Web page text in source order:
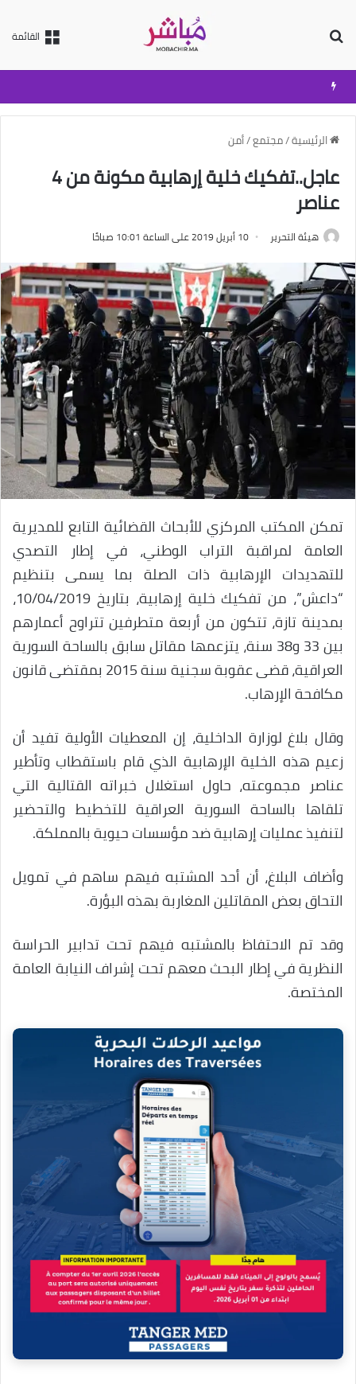
القائمة
الرئيسية/مجتمع/أمن
عاجل..تفكيك خلية إرهابية مكونة من 4
عناصر
هيئة التحرير 10 أبريل 2019 على الساعة 10:01 صباحًا
تمكن المكتب المركزي للأبحاث القضائية التابع للمديرية
العامة لمراقبة التراب الوطني، في إطار التصدي
للتهديدات الإرهابية ذات الصلة بما يسمى بتنظيم
“داعش”، من تفكيك خلية إرهابية، بتاريخ 10/04/2019،
بمدينة تازة، تتكون من أربعة متطرفين تتراوح أعمارهم
بين 33 و38 سنة، يتزعمها مقاتل سابق بالساحة السورية
العراقية، قضى عقوبة سجنية سنة 2015 بمقتضى قانون
مكافحة الإرهاب.
وقال بلاغ لوزارة الداخلية، إن المعطيات الأولية تفيد أن
زعيم هذه الخلية الإرهابية الذي قام باستقطاب وتأطير
عناصر مجموعته، حاول استغلال خبراته القتالية التي
تلقاها بالساحة السورية العراقية للتخطيط والتحضير
لتنفيذ عمليات إرهابية ضد مؤسسات حيوية بالمملكة.
وأضاف البلاغ، أن أحد المشتبه فيهم ساهم في تمويل
التحاق بعض المقاتلين المغاربة بهذه البؤرة.
وقد تم الاحتفاظ بالمشتبه فيهم تحت تدابير الحراسة
النظرية في إطار البحث معهم تحت إشراف النيابة العامة
المختصة.